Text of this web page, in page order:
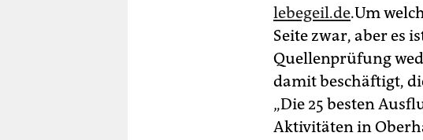
lebegeil.de.Um
Seite zwar, aber es
Quellenprüfung
damit beschäftigt,
„Die 25 besten
Aktivitäten in